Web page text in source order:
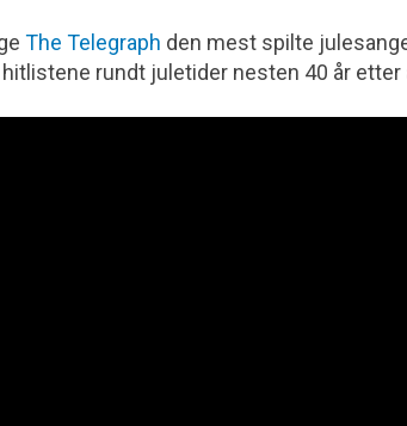
The Telegraph den mest spilte
rundt juletider nesten 40 år etter